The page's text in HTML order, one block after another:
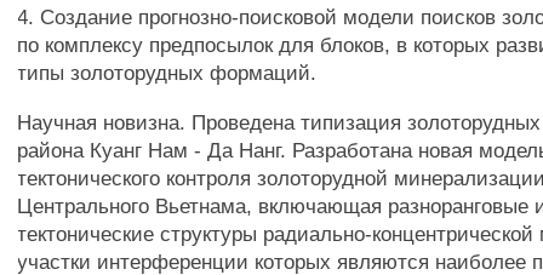
4. Создание прогнозно-поисковой модели поисков
по комплексу предпосылок для блоков, в которых
типы золоторудных формаций.
Научная новизна. Проведена типизация
района Куанг Нам - Да Нанг. Разработана новая
тектонического контроля золоторудной
Центрального Вьетнама, включающая разноранговые
тектонические структуры радиально-
участки интерференции которых являются наиболее